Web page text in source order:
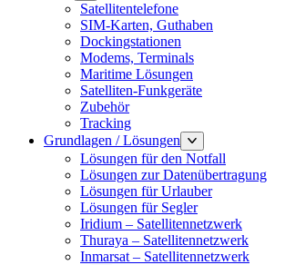
Satellitentelefone
SIM-Karten, Guthaben
Dockingstationen
Modems, Terminals
Maritime Lösungen
Satelliten-Funkgeräte
Zubehör
Tracking
Grundlagen / Lösungen
Lösungen für den Notfall
Lösungen zur Datenübertragung
Lösungen für Urlauber
Lösungen für Segler
Iridium – Satellitennetzwerk
Thuraya – Satellitennetzwerk
Inmarsat – Satellitennetzwerk